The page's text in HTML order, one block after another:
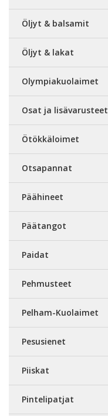
Öljyt & balsamit
Öljyt & lakat
Olympiakuolaimet
Osat ja lisävarusteet
Ötökkäloimet
Otsapannat
Päähineet
Päätangot
Paidat
Pehmusteet
Pelham-Kuolaimet
Pesusienet
Piiskat
Pintelipatjat